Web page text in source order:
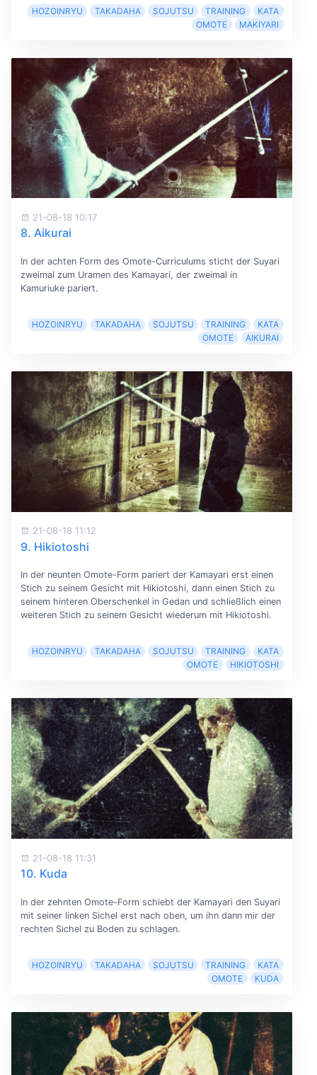
HOZOINRYU TAKADAHA SOJUTSU TRAINING
KATA
OMOTE
MAKIYARI
21-08-18 10:17
8. Aikurai
In der achten Form des Omote-Curriculums sticht der Suyari
zweimal zum Uramen des Kamayari, der zweimal in
Kamuriuke pariert.
HOZOINRYU TAKADAHA SOJUTSU TRAINING
KATA
OMOTE
AIKURAI
21-08-18 11:12
9. Hikiotoshi
In der neunten Omote-Form pariert der Kamayari erst einen
Stich zu seinem Gesicht mit Hikiotoshi, dann einen Stich zu
seinem hinteren Oberschenkel in Gedan und schließlich einen
weiteren Stich zu seinem Gesicht wiederum mit Hikiotoshi.
HOZOINRYU TAKADAHA SOJUTSU TRAINING
KATA
OMOTE
HIKIOTOSHI
21-08-18 11:31
10. Kuda
In der zehnten Omote-Form schiebt der Kamayari den Suyari
mit seiner linken Sichel erst nach oben, um ihn dann mir der
rechten Sichel zu Boden zu schlagen.
HOZOINRYU TAKADAHA SOJUTSU TRAINING
KATA
OMOTE
KUDA